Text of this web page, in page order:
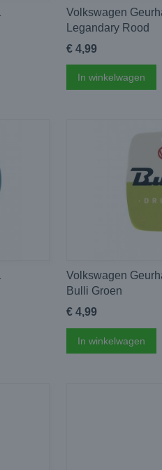
Volkswagen
Legandary Rood
€ 4,99
In winkelwagen
Volkswagen
Bulli Groen
€ 4,99
In winkelwagen